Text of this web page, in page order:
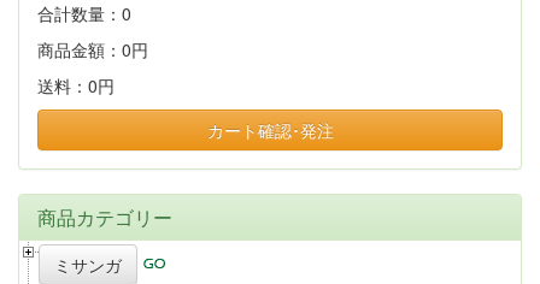
合計数量： 0
商品金額： 0円
送料： 0円
カート確認･発注
商品カテゴリー
ミサンガ